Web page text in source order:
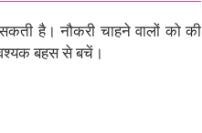
है। नौकरी चाहने वालों को की
बहस से बचें।